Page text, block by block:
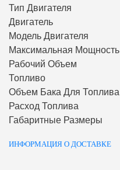
Тип Двигателя
Двигатель
Модель Двигателя
Максимальная Мощность
Рабочий Объем
Топливо
Объем Бака Для Топлива
Расход Топлива
Габаритные Размеры
ИНФОРМАЦИЯ О ДОСТАВКЕ